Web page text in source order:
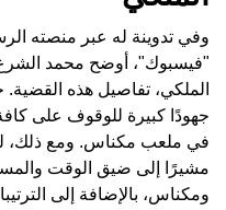
وفي تدوينة له عبر منصته
"فيسبوك"، أوضح محمد
الملكي، تفاصيل هذه
جهودًا كبيرة للوقوف على كافة
في ملعب مكناس. ومع ذلك،
مشيرًا إلى ضيق الوقت
ومكناس، بالإضافة إلى